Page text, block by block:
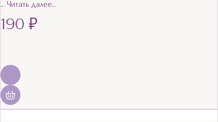
… Читать далее…
190 ₽